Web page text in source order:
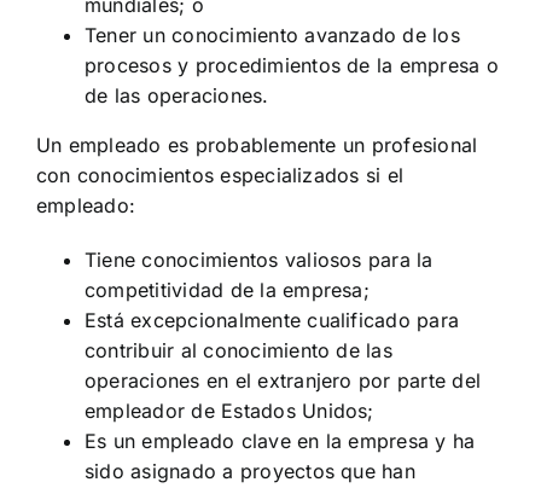
mundiales; o
Tener un conocimiento avanzado de los
procesos y procedimientos de la empresa o
de las operaciones.
Un empleado es probablemente un profesional
con conocimientos especializados si el
empleado:
Tiene conocimientos valiosos para la
competitividad de la empresa;
Está excepcionalmente cualificado para
contribuir al conocimiento de las
operaciones en el extranjero por parte del
empleador de Estados Unidos;
Es un empleado clave en la empresa y ha
sido asignado a proyectos que han